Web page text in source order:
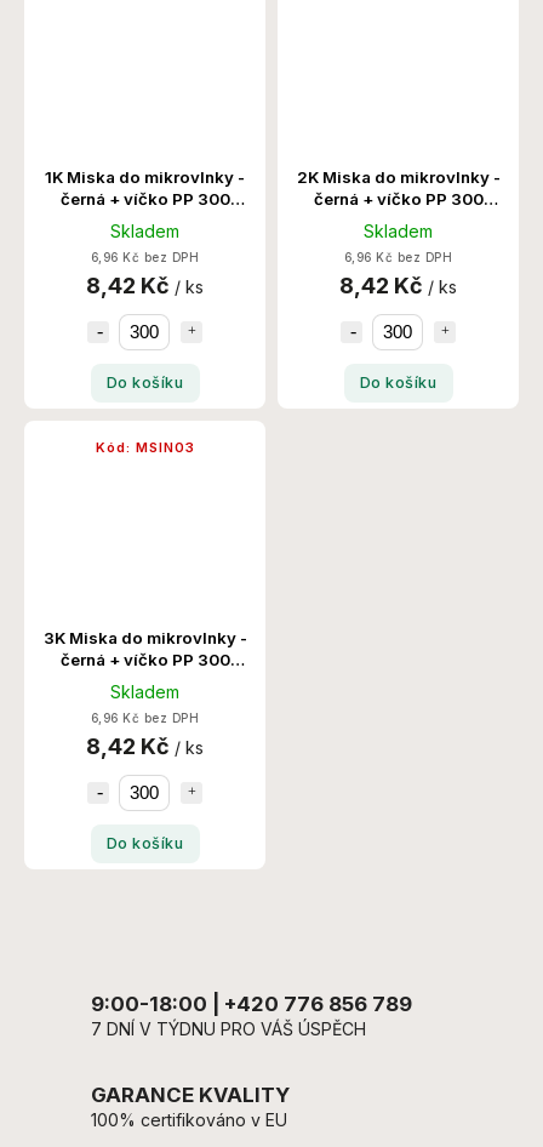
1K Miska do mikrovlnky -
černá + víčko PP 300
Set/Krt
Skladem
6,96 Kč bez DPH
8,42 Kč / ks
Do košíku
2K Miska do mikrovlnky -
černá + víčko PP 300
Set/Krt
Skladem
6,96 Kč bez DPH
8,42 Kč / ks
Do košíku
3K Miska do mikrovlnky -
černá + víčko PP 300
Set/Krt
Skladem
6,96 Kč bez DPH
8,42 Kč / ks
Do košíku
Kód: MSIN03
9:00-18:00 | +420 776 856 789
7 DNÍ V TÝDNU PRO VÁŠ ÚSPĚCH
GARANCE KVALITY
100% certifikováno v EU